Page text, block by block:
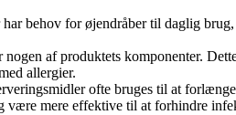
behov for øjendråber til daglig
af produktets komponenter.
allergier.
ofte bruges til at
være mere effektive til at forhindre